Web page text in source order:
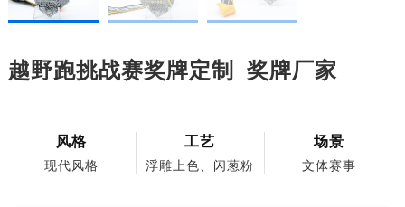
越野跑挑战赛奖牌定制_奖牌厂家
风格
现代风格
工艺
浮雕上色、闪葱粉
场景
文体赛事